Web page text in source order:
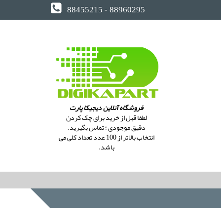
88455215 - 88960295
فروشگاه آنلاین دیجیکا پارت
لطفا قبل از خرید برای چک کردن
دقیق موجودی ؛ تماس بگیرید.
انتخاب بالاتر از 100 عدد تعداد کلی می
باشد.